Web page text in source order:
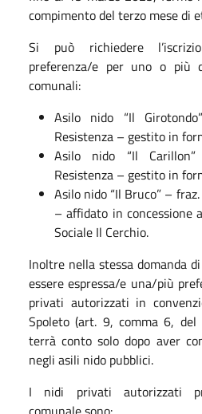
compimento del terzo mese di
Si può richiedere
preferenza/e per uno o più
comunali:
Asilo nido “Il
Resistenza – gestito in
Asilo nido “Il
Resistenza – gestito in
Asilo nido “Il Bruco” –
– affidato in concessione
Sociale Il Cerchio.
Inoltre nella stessa domanda
essere espressa/e una/più
privati autorizzati in
Spoleto (art. 9, comma 6,
terrà conto solo dopo aver
negli asili nido pubblici.
I nidi privati autorizzati